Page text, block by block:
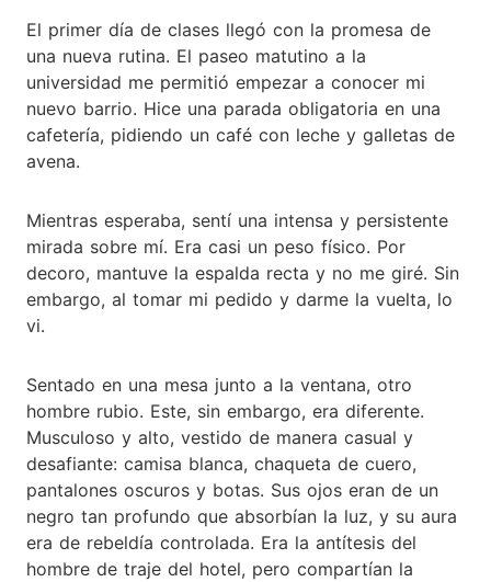
El primer día de clases llegó con la promesa de
una nueva rutina. El paseo matutino a la
universidad me permitió empezar a conocer mi
nuevo barrio. Hice una parada obligatoria en una
cafetería, pidiendo un café con leche y galletas de
avena.
Mientras esperaba, sentí una intensa y persistente
mirada sobre mí. Era casi un peso físico. Por
decoro, mantuve la espalda recta y no me giré. Sin
embargo, al tomar mi pedido y darme la vuelta, lo
vi.
Sentado en una mesa junto a la ventana, otro
hombre rubio. Este, sin embargo, era diferente.
Musculoso y alto, vestido de manera casual y
desafiante: camisa blanca, chaqueta de cuero,
pantalones oscuros y botas. Sus ojos eran de un
negro tan profundo que absorbían la luz, y su aura
era de rebeldía controlada. Era la antítesis del
hombre de traje del hotel, pero compartían la